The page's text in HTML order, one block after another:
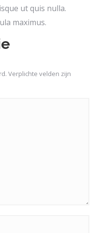
ut quis nulla.
maximus.
Verplichte velden zijn